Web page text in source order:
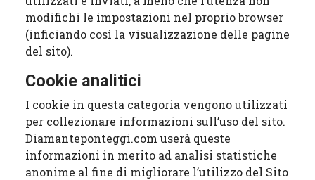
modifichi le impostazioni nel proprio browser
(inficiando così la visualizzazione delle pagine
del sito).
Cookie analitici
I cookie in questa categoria vengono utilizzati
per collezionare informazioni sull’uso del sito.
Diamanteponteggi.com userà queste
informazioni in merito ad analisi statistiche
anonime al fine di migliorare l’utilizzo del Sito